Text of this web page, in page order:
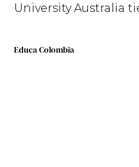
University Australia
Educa Colombia